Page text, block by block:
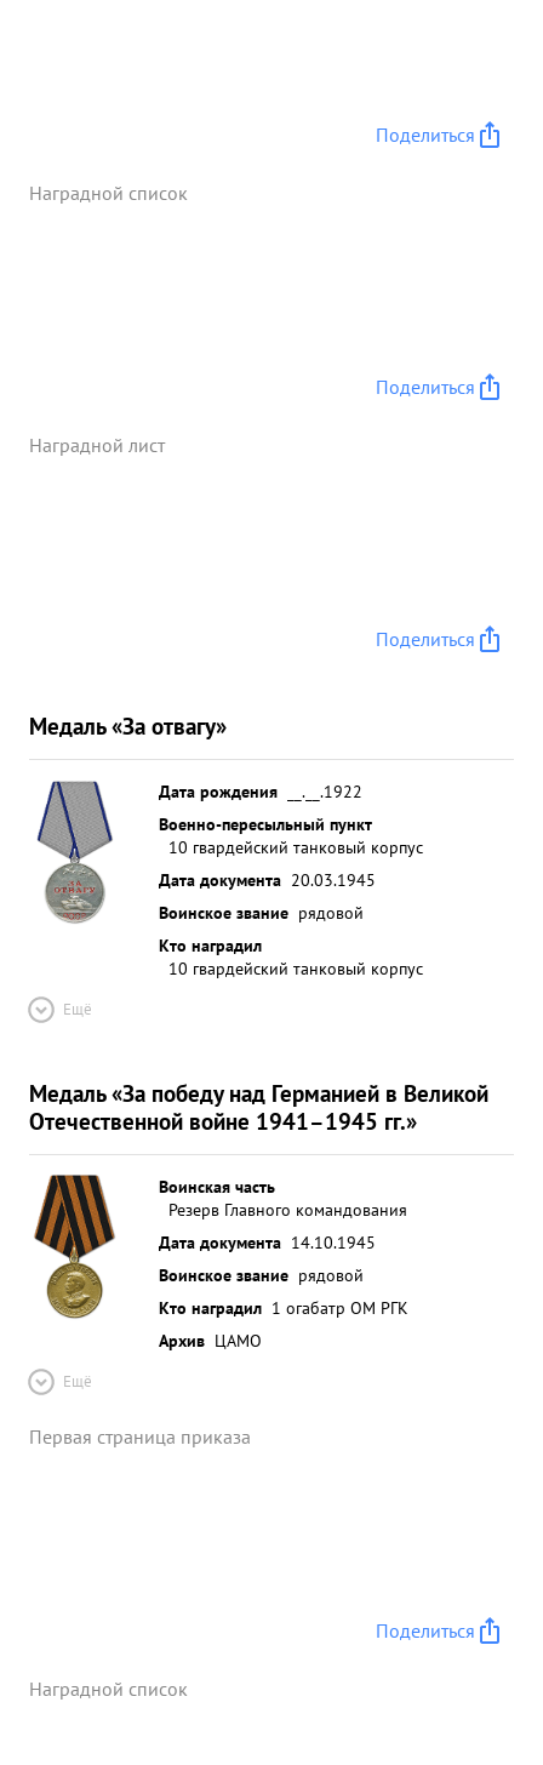
Поделиться
Наградной список
Поделиться
Наградной лист
Поделиться
Медаль «За отвагу»
Дата рождения
__.__.1922
Военно-пересыльный пункт
10 гвардейский танковый корпус
Дата документа 20.03.1945
Воинское звание рядовой
Кто наградил
10 гвардейский танковый корпус
Ещё
Медаль «За победу над Германией в Великой
Отечественной войне 1941–1945 гг.»
Воинская часть
Резерв Главного командования
Дата документа 14.10.1945
Воинское звание рядовой
Кто наградил 1 огабатр ОМ РГК
Архив ЦАМО
Ещё
Первая страница приказа
Поделиться
Наградной список